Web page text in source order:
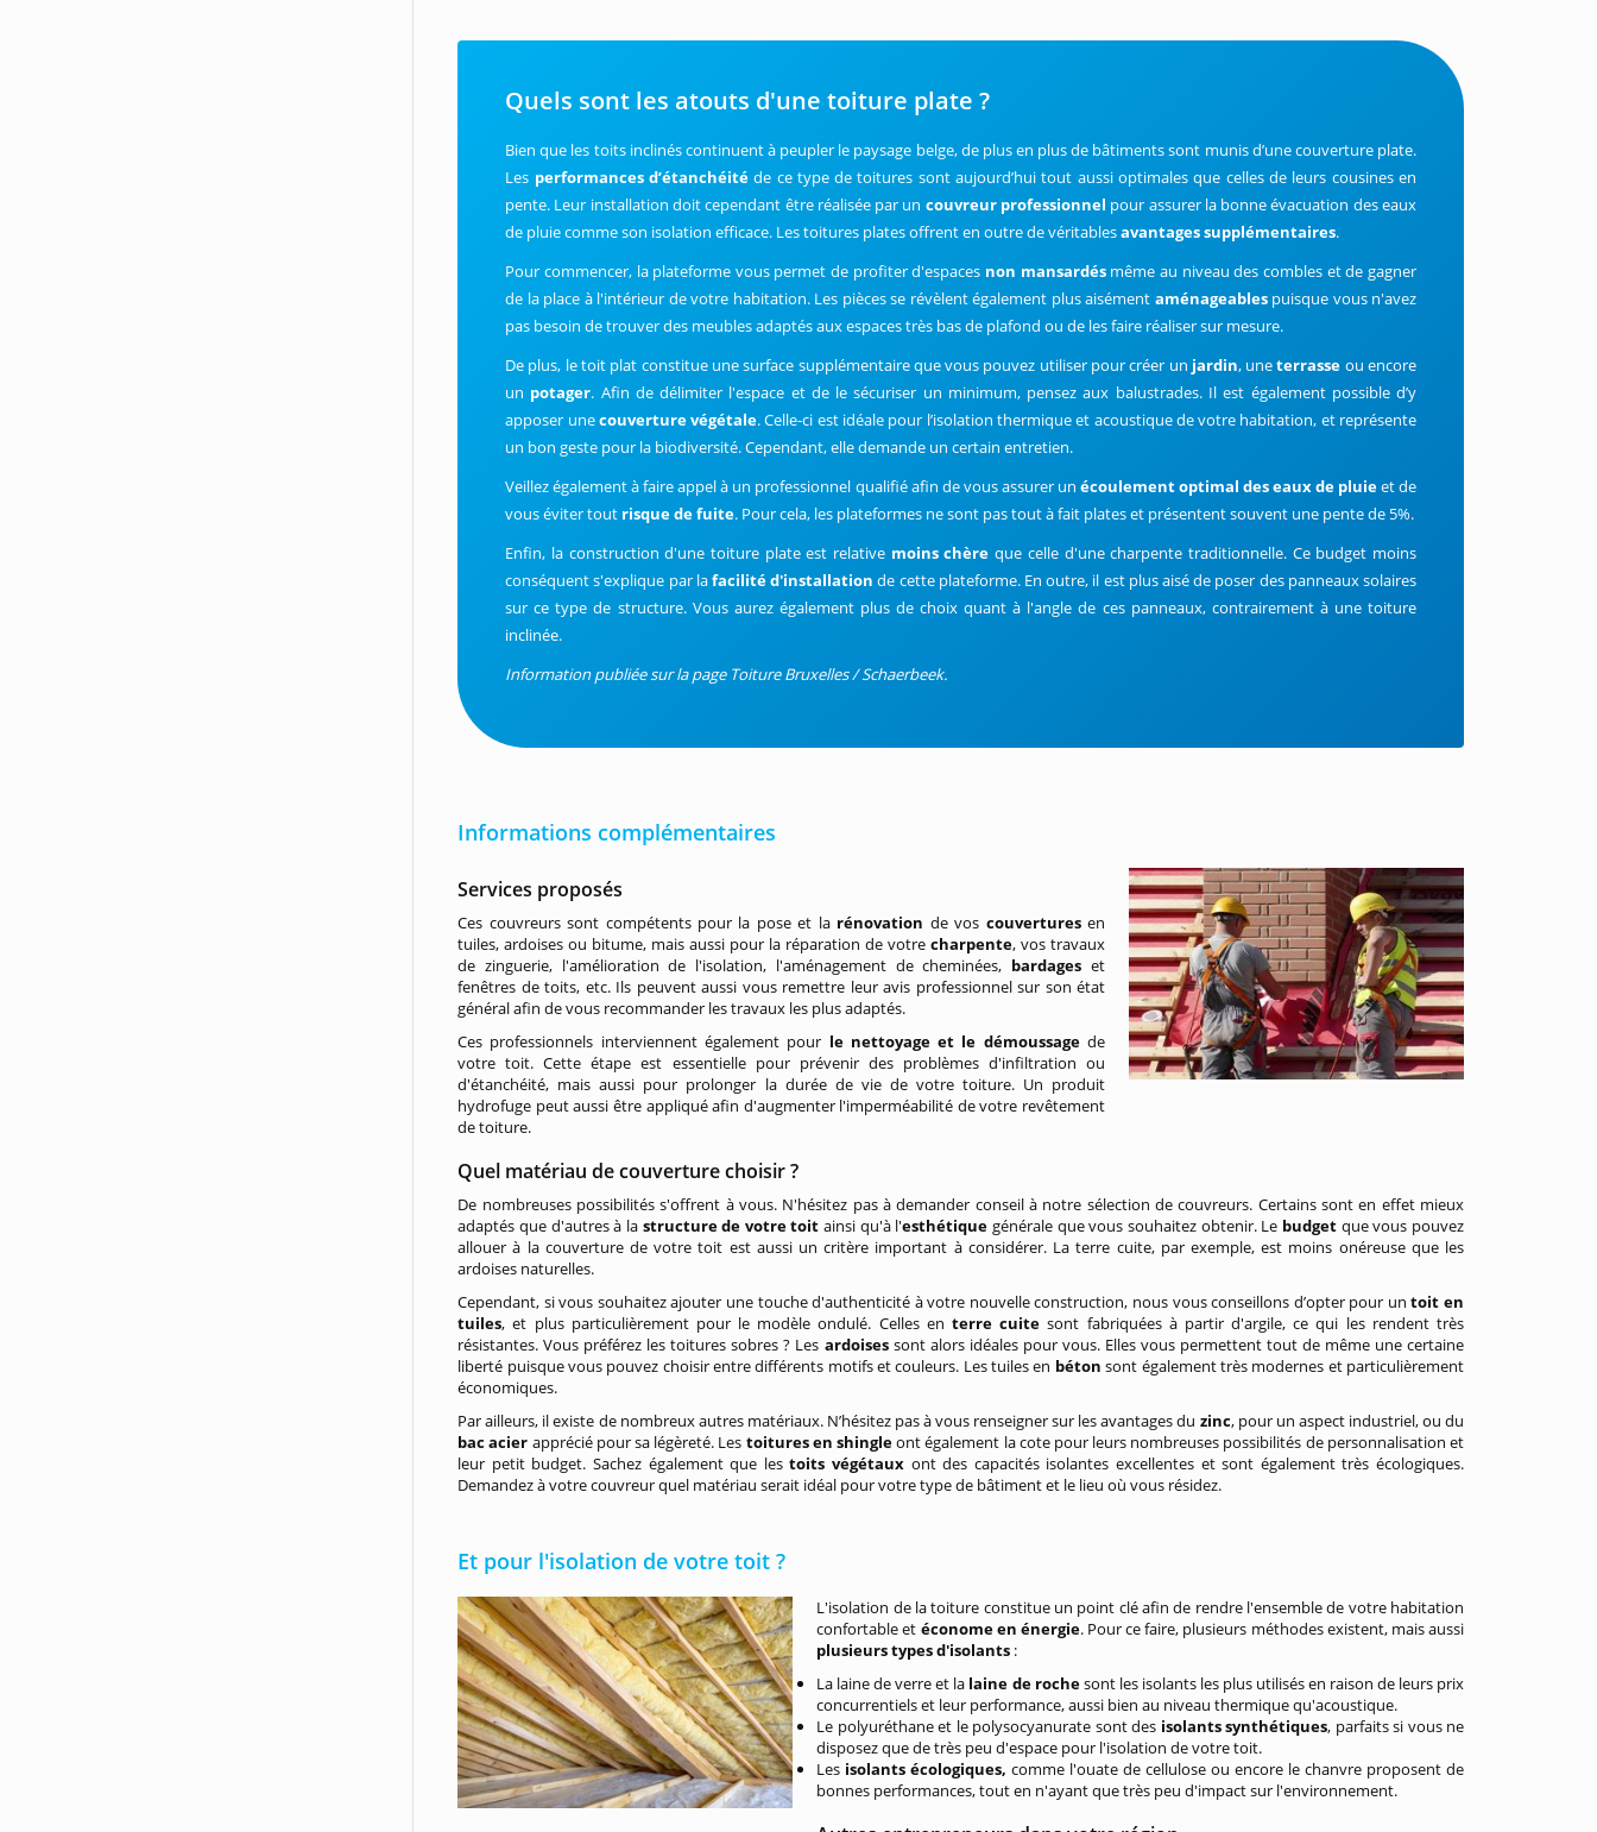
Quels sont les atouts d'une toiture plate ?
Bien que les toits inclinés continuent à peupler le paysage belge, de plus en plus de bâtiments sont munis d’une couverture plate.
Les performances d’étanchéitéde ce type de toitures sont aujourd’hui tout aussi optimales que celles de leurs cousines en
pente. Leur installation doit cependant être réalisée par un couvreur professionnel pour assurer la bonne évacuation des eaux
de pluie comme son isolation efficace. Les toitures plates offrent en outre de véritablesavantages supplémentaires.
Pour commencer, la plateforme vous permet de profiter d'espaces non mansardés même au niveau des combles et de gagner
de la place à l'intérieur de votre habitation. Les pièces se révèlent également plus aisément aménageablespuisque vous n'avez
pas besoin de trouver des meubles adaptés aux espaces très bas de plafond ou de les faire réaliser sur mesure.
De plus, le toit plat constitue une surface supplémentaire que vous pouvez utiliser pour créer un jardin, uneterrasse ou encore
un potager. Afin de délimiter l'espace et de le sécuriser un minimum, pensez aux balustrades. Il est également possible d’y
apposer unecouverture végétale. Celle-ci est idéale pour l’isolation thermique et acoustique de votre habitation, et représente
un bon geste pour la biodiversité. Cependant, elle demande un certain entretien.
Veillez également à faire appel à un professionnel qualifié afin de vous assurer un écoulement optimal des eaux de pluieet de
vous éviter tout risque de fuite. Pour cela, les plateformes ne sont pas tout à fait plates et présentent souvent une pente de 5%.
Enfin, la construction d'une toiture plate est relative moins chèreque celle d'une charpente traditionnelle. Ce budget moins
conséquent s'explique par lafacilité d'installation de cette plateforme. En outre, il est plus aisé de poser des panneaux solaires
sur ce type de structure. Vous aurez également plus de choix quant à l'angle de ces panneaux, contrairement à une toiture
inclinée.
Information publiée sur la page Toiture Bruxelles / Schaerbeek.
Informations complémentaires
Services proposés
Ces couvreurs sont compétents pour la pose et la rénovation de vos couverturesen
tuiles, ardoises ou bitume, mais aussi pour la réparation de votrecharpente, vos travaux
de zinguerie, l'amélioration de l'isolation, l'aménagement de cheminées, bardageset
fenêtres de toits, etc. Ils peuvent aussi vous remettre leur avis professionnel sur son état
général afin de vous recommander les travaux les plus adaptés.
Ces professionnels interviennent également pour le nettoyage et le démoussagede
votre toit. Cette étape est essentielle pour prévenir des problèmes d'infiltration ou
d'étanchéité, mais aussi pour prolonger la durée de vie de votre toiture. Un produit
hydrofuge peut aussi être appliqué afin d'augmenter l'imperméabilité de votre revêtement
de toiture.
Quel matériau de couverture choisir ?
De nombreuses possibilités s'offrent à vous. N'hésitez pas à demander conseil à notre sélection de couvreurs. Certains sont en effet mieux
adaptés que d'autres à la structure de votre toit ainsi qu'à l'esthétiquegénérale que vous souhaitez obtenir. Le budget que vous pouvez
allouer à la couverture de votre toit est aussi un critère important à considérer. La terre cuite, par exemple, est moins onéreuse que les
ardoises naturelles.
Cependant, si vous souhaitez ajouter une touche d'authenticité à votre nouvelle construction, nous vous conseillons d’opter pour un toit en
tuiles, et plus particulièrement pour le modèle ondulé. Celles enterre cuitesont fabriquées à partir d'argile, ce qui les rendent très
résistantes. Vous préférez les toitures sobres ? Les ardoises sont alors idéales pour vous. Elles vous permettent tout de même une certaine
liberté puisque vous pouvez choisir entre différents motifs et couleurs. Les tuiles en bétonsont également très modernes et particulièrement
économiques.
Par ailleurs, il existe de nombreux autres matériaux. N’hésitez pas à vous renseigner sur les avantages du zinc, pour un aspect industriel, ou du
bac acier apprécié pour sa légèreté. Les toitures en shingleont également la cote pour leurs nombreuses possibilités de personnalisation et
leur petit budget. Sachez également que lestoits végétaux ont des capacités isolantes excellentes et sont également très écologiques.
Demandez à votre couvreur quel matériau serait idéal pour votre type de bâtiment et le lieu où vous résidez.
Et pour l'isolation de votre toit ?
L'isolation de la toiture constitue un point clé afin de rendre l'ensemble de votre habitation
confortable et économe en énergie. Pour ce faire, plusieurs méthodes existent, mais aussi
plusieurs types d'isolants :
La laine de verre et la laine de rochesont les isolants les plus utilisés en raison de leurs prix
concurrentiels et leur performance, aussi bien au niveau thermique qu'acoustique.
Le polyuréthane et le polysocyanurate sont des isolants synthétiques, parfaits si vous ne
disposez que de très peu d'espace pour l'isolation de votre toit.
Les isolants écologiques, comme l'ouate de cellulose ou encore le chanvre proposent de
bonnes performances, tout en n'ayant que très peu d'impact sur l'environnement.